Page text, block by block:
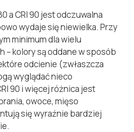
a CRI 90 jest odczuwalna
wydaje się niewielka. Przy
minimum dla wielu
– kolory są oddane w sposób
odcienie (zwłaszcza
wyglądać nieco
90 i więcej różnica jest
owoce, mięso
się wyraźnie bardziej